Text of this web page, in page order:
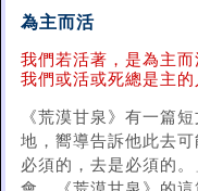
為主而活
我們若活著，是為主
我們或活或死總是主的
《荒漠甘泉》有一篇
地，嚮導告訴他此去
必須的，去是必須的